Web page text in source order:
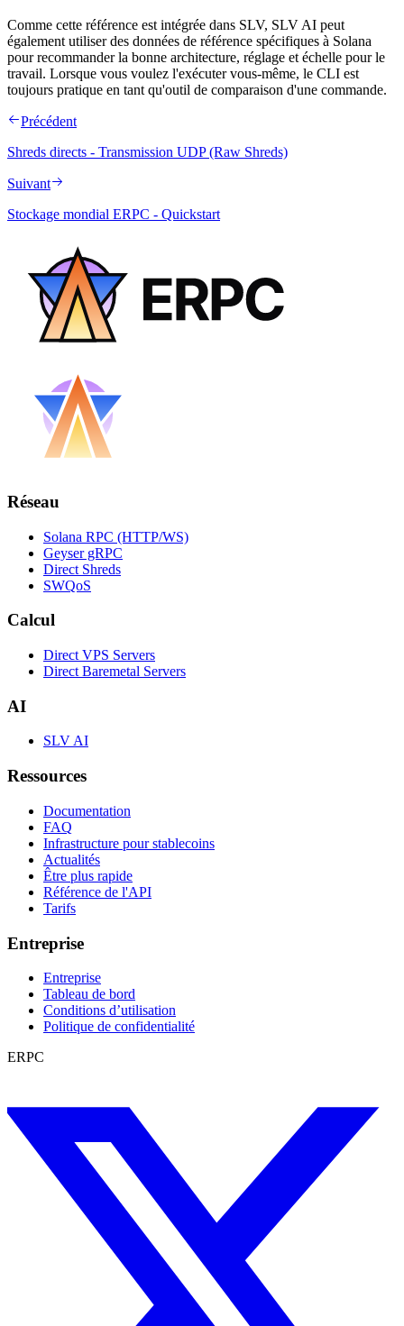
Comme cette référence est intégrée dans SLV, SLV AI peut
également utiliser des données de référence spécifiques à Solana
pour recommander la bonne architecture, réglage et échelle pour le
travail. Lorsque vous voulez l'exécuter vous-même, le CLI est
toujours pratique en tant qu'outil de comparaison d'une commande.
Précédent
Shreds directs - Transmission UDP (Raw Shreds)
Suivant
Stockage mondial ERPC - Quickstart
Réseau
Solana RPC (HTTP/WS)
Geyser gRPC
Direct Shreds
SWQoS
Calcul
Direct VPS Servers
Direct Baremetal Servers
AI
SLV AI
Ressources
Documentation
FAQ
Infrastructure pour stablecoins
Actualités
Être plus rapide
Référence de l'API
Tarifs
Entreprise
Entreprise
Tableau de bord
Conditions d’utilisation
Politique de confidentialité
ERPC